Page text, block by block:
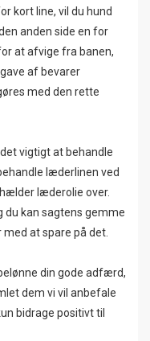
kort line, vil du hund
anden side en for
at afvige fra banen,
af bevarer
med den rette
vigtigt at behandle
læderlinen ved
læderolie over.
du kan sagtens gemme
at spare på det.
din gode adfærd,
dem vi vil anbefale
bidrage positivt til